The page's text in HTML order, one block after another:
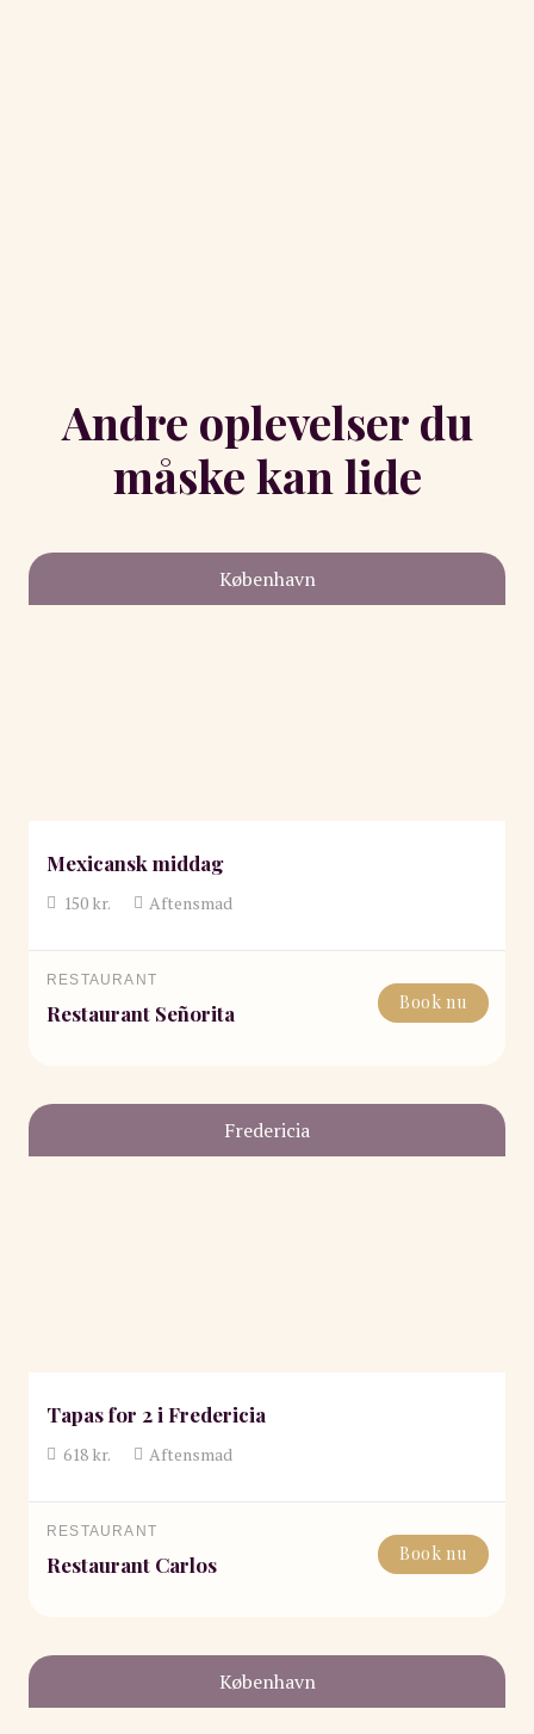
Andre oplevelser du
måske kan lide
København
Mexicansk middag
150kr. Aftensmad
RESTAURANT
Restaurant Señorita Book nu
Fredericia
Tapas for 2 i Fredericia
618kr. Aftensmad
RESTAURANT
Restaurant Carlos Book nu
København